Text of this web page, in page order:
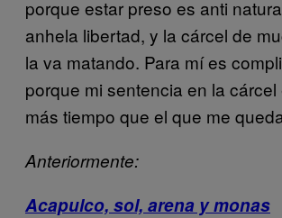
porque estar preso es anti
anhela libertad, y la cárcel de
la va matando. Para mí es
porque mi sentencia en la
más tiempo que el que me
Anteriormente:
Acapulco, sol, arena y monas